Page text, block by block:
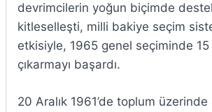
devrimcilerin yoğun biçimde
kitleselleşti, milli bakiye seçim
etkisiyle, 1965 genel seçiminde
çıkarmayı başardı.
20 Aralık 1961’de toplum üzerinde